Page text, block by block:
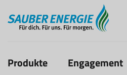
Produkte Engagement